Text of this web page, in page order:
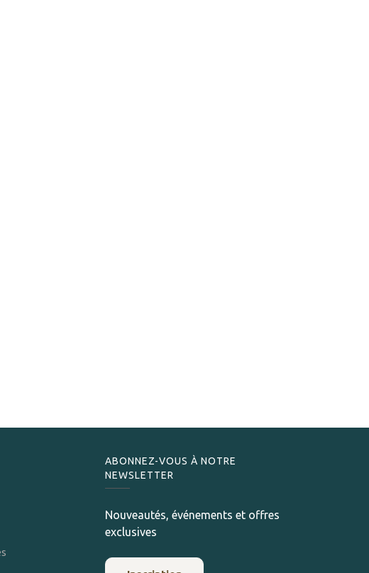
ABONNEZ-VOUS À NOTRE
NEWSLETTER
Nouveautés, événements et offres
exclusives